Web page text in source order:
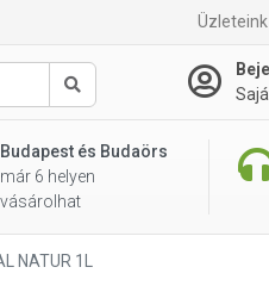
Üzleteink
Keresés
Budapest és Budaörs
már 6 helyen
vásárolhat
4
NATUR 1L